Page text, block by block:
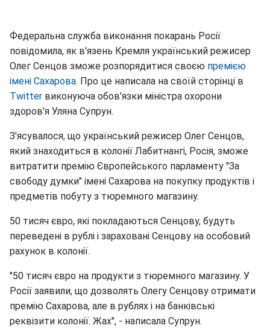
Федеральна служба виконання покарань Росії
повідомила, як в'язень Кремля український режисер
Олег Сенцов зможе розпорядитися своєю премією
імені Сахарова. Про це написала на своїй сторінці в
Twitter виконуюча обов'язки міністра охорони
здоров'я Уляна Супрун.
З'ясувалося, що український режисер Олег Сенцов,
який знаходиться в колонії Лабитнангі, Росія, зможе
витратити премію Європейського парламенту "За
свободу думки" імені Сахарова на покупку продуктів і
предметів побуту з тюремного магазину.
50 тисяч євро, які покладаються Сенцову, будуть
переведені в рублі і зараховані Сенцову на особовий
рахунок в колонії.
"50 тисяч євро на продукти з тюремного магазину. У
Росії заявили, що дозволять Олегу Сенцову отримати
премію Сахарова, але в рублях і на банківські
реквізити колонії. Жах", - написала Супрун.